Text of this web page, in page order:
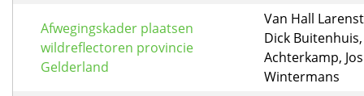
Afwegingskader plaatsen
wildreflectoren provincie
Gelderland
Van Hall
Dick
Achterkamp, Jos
Wintermans